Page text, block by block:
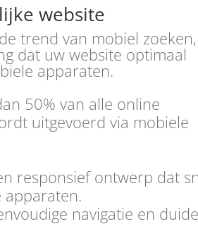
website
trend van mobiel
dat uw website optimaal
apparaten.
50% van alle online
uitgevoerd via mobiele
responsief ontwerp dat
apparaten.
navigatie en